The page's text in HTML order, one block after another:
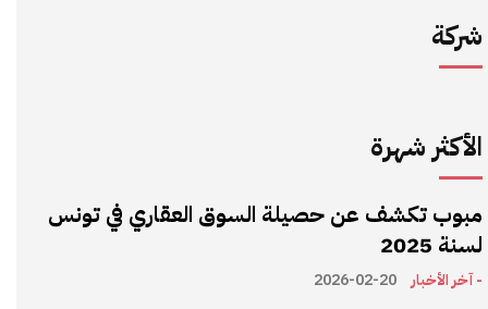
شركة
الأكثر شهرة
مبوب تكشف عن حصيلة السوق العقاري في تونس
لسنة 2025
- آخر الأخبار 2026-02-20